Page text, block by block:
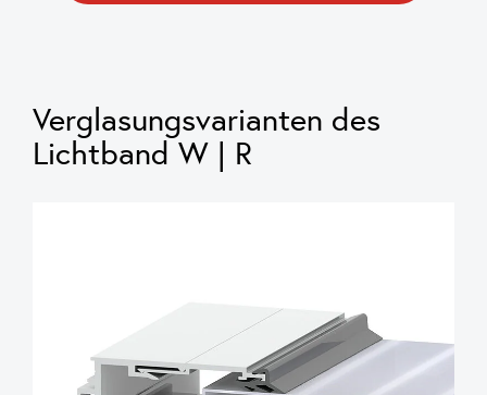
Verglasungsvarianten des
Lichtband W | R